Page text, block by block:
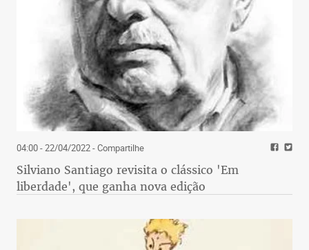
04:00 - 22/04/2022- Compartilhe
Silviano Santiago revisita o clássico 'Em
liberdade', que ganha nova edição